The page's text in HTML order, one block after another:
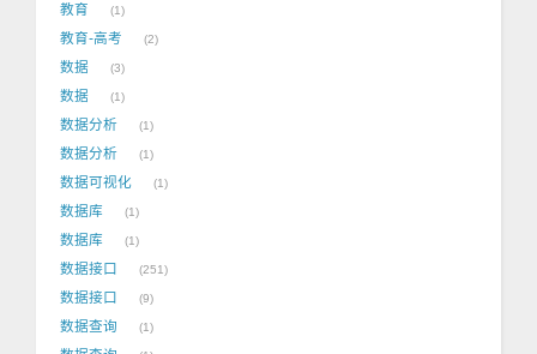
教育 1
教育-高考 2
数据 3
数据 1
数据分析 1
数据分析 1
数据可视化 1
数据库 1
数据库 1
数据接口 251
数据接口 9
数据查询 1